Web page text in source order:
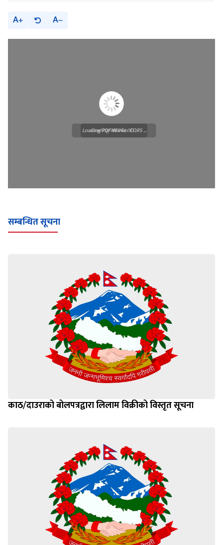
A A
Loading WEBGL 3D ...
Loading PDF Worker CORS ...
सम्बन्धित सूचना
काठ/दाउराको बोलपत्रद्वारा लिलाम विक्रीको विस्तृत सूचना